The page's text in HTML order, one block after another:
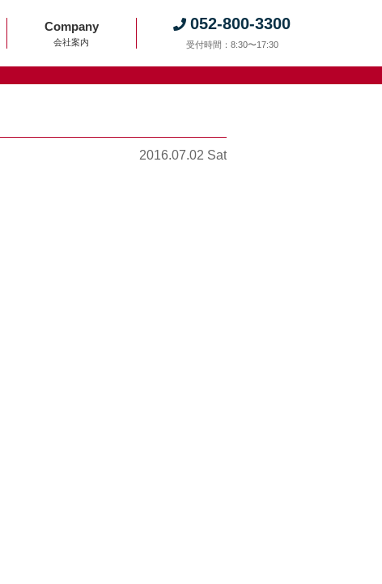
Company
会社案内
052-800-3300
受付時間：8:30〜17:30
2016.07.02 Sat